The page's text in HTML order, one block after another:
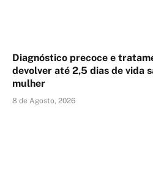
Diagnóstico precoce e
devolver até 2,5 dias de vida
mulher
8 de Agosto, 2026